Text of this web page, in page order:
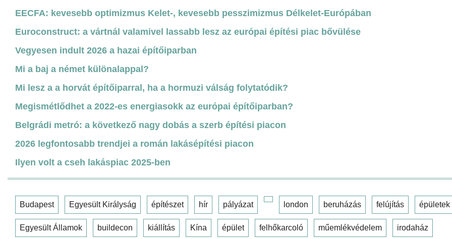
EECFA: kevesebb optimizmus Kelet-, kevesebb pesszimizmus Délkelet-Európában
Euroconstruct: a vártnál valamivel lassabb lesz az európai építési piac bővülése
Vegyesen indult 2026 a hazai építőiparban
Mi a baj a német különalappal?
Mi lesz a a horvát építőiparral, ha a hormuzi válság folytatódik?
Megismétlődhet a 2022-es energiasokk az európai építőiparban?
Belgrádi metró: a következő nagy dobás a szerb építési piacon
2026 legfontosabb trendjei a román lakásépítési piacon
Ilyen volt a cseh lakáspiac 2025-ben
Budapest Egyesült Királyság építészet hír pályázat london beruházás felújítás épületek
Egyesült Államok buildecon kiállítás Kína épület felhőkarcoló műemlékvédelem irodaház